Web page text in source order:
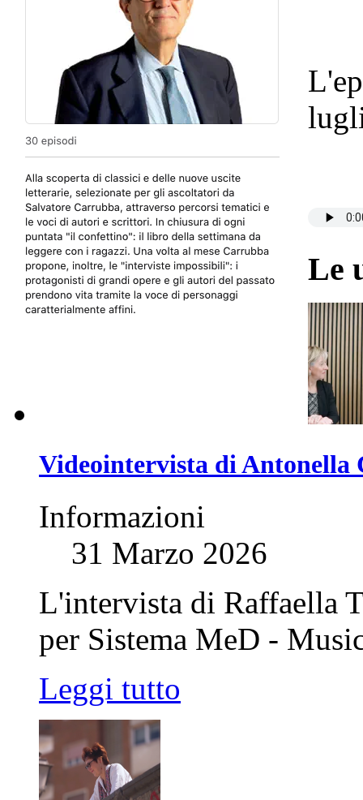
Le
Videointervista di Antonella
Informazioni
31 Marzo 2026
L'intervista di Raffaella
per Sistema MeD -
Leggi tutto